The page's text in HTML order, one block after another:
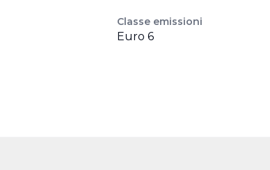
Classe emissioni
Euro 6